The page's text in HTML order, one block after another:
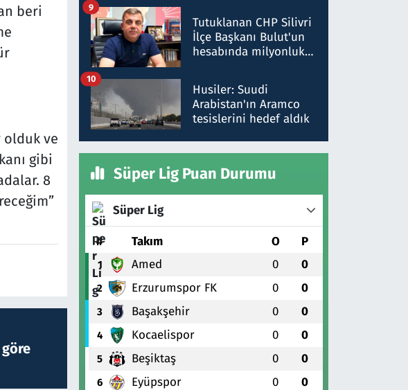
beri
olduk ve
gibi
8
düşürüldüğü" iddiasını
yalanladı
Tutuklanan CHP Silivri
İlçe Başkanı Bulut'un
hesabında milyonluk
talimat verdi, ben
gönderdim
9
Husiler: Suudi
Arabistan'ın Aramco
tesislerini hedef aldık
10
Süper Lig Puan Durumu
Süper Lig
# Takım O P
1 Amed 0 0
2 Erzurumspor FK 0 0
3 Başakşehir 0 0
4 Kocaelispor 0 0
5 Beşiktaş 0 0
6 Eyüpspor 0 0